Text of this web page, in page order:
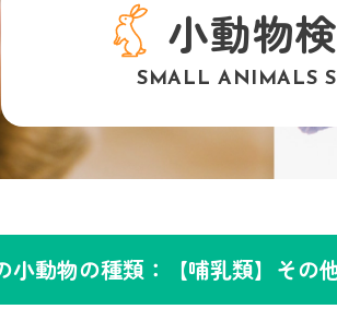
小動物
SMALL ANIMALS
小動物の種類：【哺乳類】その